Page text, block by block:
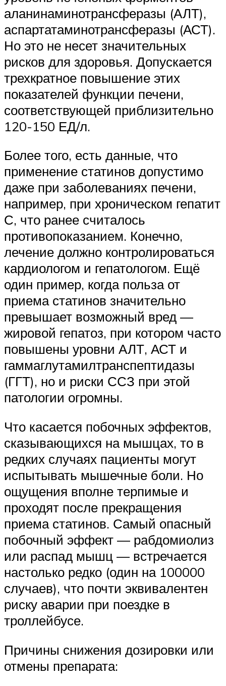
аланинаминотрансферазы (АЛТ),
аспартатаминотрансферазы (АСТ).
Но это не несет значительных
рисков для здоровья. Допускается
трехкратное повышение этих
показателей функции печени,
соответствующей приблизительно
120-150 ЕД/л.
Более того, есть данные, что
применение статинов допустимо
даже при заболеваниях печени,
например, при хроническом гепатит
С, что ранее считалось
противопоказанием. Конечно,
лечение должно контролироваться
кардиологом и гепатологом. Ещё
один пример, когда польза от
приема статинов значительно
превышает возможный вред —
жировой гепатоз, при котором часто
повышены уровни АЛТ, АСТ и
гаммаглутамилтранспептидазы
(ГГТ), но и риски ССЗ при этой
патологии огромны.
Что касается побочных эффектов,
сказывающихся на мышцах, то в
редких случаях пациенты могут
испытывать мышечные боли. Но
ощущения вполне терпимые и
проходят после прекращения
приема статинов. Самый опасный
побочный эффект — рабдомиолиз
или распад мышц — встречается
настолько редко (один на 100000
случаев), что почти эквивалентен
риску аварии при поездке в
троллейбусе.
Причины снижения дозировки или
отмены препарата: